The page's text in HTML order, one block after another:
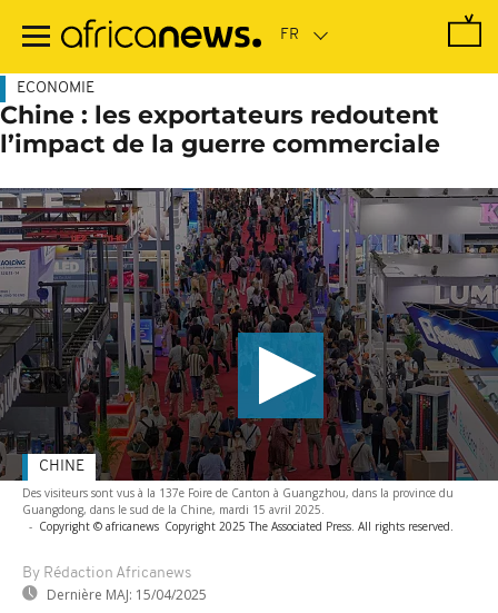
contenu
ECONOMIE
Chine : les exportateurs redoutent
l’impact de la guerre commerciale
Des visiteurs sont vus à la 137e Foire de Canton à Guangzhou, dans la province du
Guangdong, dans le sud de la Chine, mardi 15 avril 2025.
- Copyright © africanews Copyright 2025 The Associated Press. All rights reserved.
By Rédaction Africanews
Dernière MAJ: 15/04/2025
CHINE